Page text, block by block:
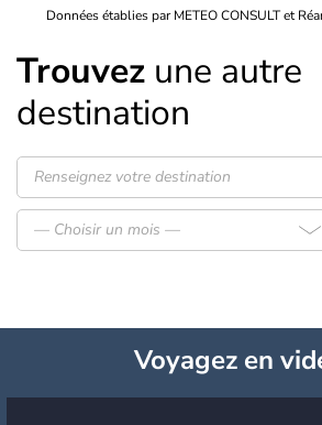
Données établies par METEO CONSULT et
Trouvez une autre
destination
— Choisir un mois —
Voyagezen